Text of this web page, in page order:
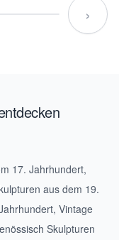
›
17. Jahrhundert,
aus dem 19.
, Vintage
Skulpturen